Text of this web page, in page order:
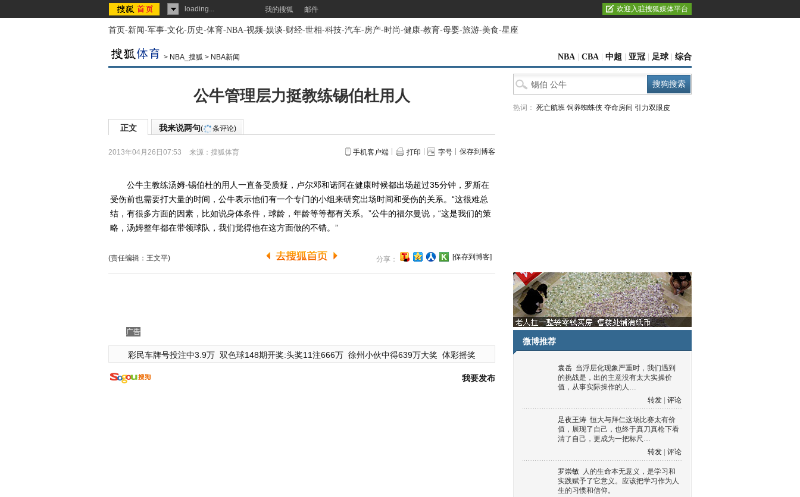
loading... 我的搜狐 邮件 欢迎入驻搜狐媒体平台
首页-新闻-军事-文化-历史-体育-NBA-视频-娱谈-财经-世相-科技-汽车-房产-时尚-健康-教育-母婴-旅游-美食-星座
> NBA_搜狐 > NBA新闻 NBA CBA 中超 亚冠 足球 综合
公牛管理层力挺教练锡伯杜用人
正文 我来说两句( 条评论)
2013年04月26日07:53 来源： 搜狐体育 手机客户端 打印 字号 保存到博客
公牛主教练汤姆-锡伯杜的用人一直备受质疑，卢尔邓和诺阿在健康时候都出场超过35分钟，罗斯在
受伤前也需要打大量的时间，公牛表示他们有一个专门的小组来研究出场时间和受伤的关系。“这很难总
结，有很多方面的因素，比如说身体条件，球龄，年龄等等都有关系。”公牛的福尔曼说，“这是我们的策
略，汤姆整年都在带领球队，我们觉得他在这方面做的不错。”
(责任编辑：王文平) 分享： [保存到博客]
广告
彩民车牌号投注中3.9万 双色球148期开奖:头奖11注666万 徐州小伙中得639万大奖 体彩摇奖
我要发布
热词： 死亡航班 饲养蜘蛛侠 夺命房间 引力双眼皮
微博推荐
袁岳 当浮层化现象严重时，我们遇到
的挑战是，出的主意没有太大实操价
值，从事实际操作的人…
转发
评论
足夜王涛 恒大与拜仁这场比赛太有价
值，展现了自己，也终于真刀真枪下看
清了自己，更成为一把标尺…
转发
评论
罗崇敏 人的生命本无意义，是学习和
实践赋予了它意义。应该把学习作为人
生的习惯和信仰。